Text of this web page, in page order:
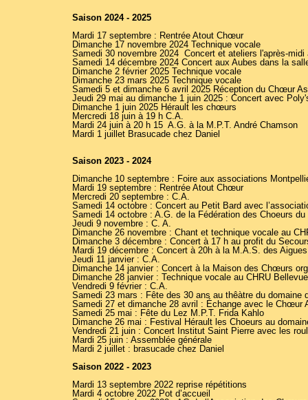
Saison 2024 - 2025
Mardi 17 septembre : Rentrée Atout Chœur
Dimanche 17 novembre 2024 Technique vocale
Samedi 30 novembre 2024 Concert et ateliers l'après-
Samedi 14 décembre 2024 Concert aux Aubes dans la
Dimanche 2 février 2025 Technique vocale
Dimanche 23 mars 2025 Technique vocale
Samedi 5 et dimanche 6 avril 2025 Réception du Chœur
Jeudi 29 mai au dimanche 1 juin 2025 : Concert avec
Dimanche 1 juin 2025 Hérault les chœurs
Mercredi 18 juin à 19 h C.A.
Mardi 24 juin à 20 h 15 A.G. à la M.P.T. André Chamson
Mardi 1 juillet Brasucade chez Daniel
Saison 2023 - 2024
Dimanche 10 septembre : Foire aux associations
Mardi 19 septembre : Rentrée Atout Chœur
Mercredi 20 septembre : C.A.
Samedi 14 octobre : Concert au Petit Bard avec
Samedi 14 octobre : A.G. de la Fédération des Choeurs du
Jeudi 9 novembre : C. A.
Dimanche 26 novembre : Chant et technique vocale au
Dimanche 3 décembre : Concert à 17 h au profit du
Mardi 19 décembre : Concert à 20h à la M.A.S. des
Jeudi 11 janvier : C.A.
Dimanche 14 janvier : Concert à la Maison des Chœurs
Dimanche 28 janvier : Technique vocale au CHRU Bellevue
Vendredi 9 février : C.A.
Samedi 23 mars : Fête des 30 ans au thêàtre du domaine
Samedi 27 et dimanche 28 avril : Échange avec le Chœur
Samedi 25 mai : Fête du Lez M.P.T. Frida Kahlo
Dimanche 26 mai : Festival Hérault les Choeurs au
Vendredi 21 juin : Concert Institut Saint Pierre avec les
Mardi 25 juin : Assemblée générale
Mardi 2 juillet : brasucade chez Daniel
Saison 2022 - 2023
Mardi 13 septembre 2022 reprise répétitions
Mardi 4 octobre 2022 Pot d’accueil